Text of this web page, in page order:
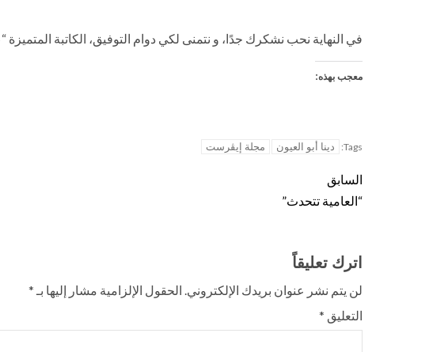
في النهاية نحب نشكرك جدًا، و نتمنى لكي دوام التوفيق، الكاتبة المتميزة
معجب بهذه:
Tags: دينا أبو العيون مجلة إيڤرست
السابق
“العامية تتحدث”
اترك تعليقاً
لن يتم نشر عنوان بريدك الإلكتروني. الحقول الإلزامية مشار إليها بـ *
التعليق *